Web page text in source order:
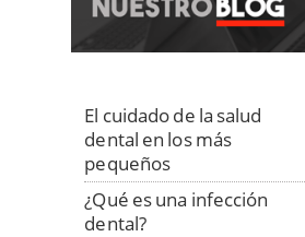
El cuidado de la salud
dental en los más
pequeños
¿Qué es una infección
dental?